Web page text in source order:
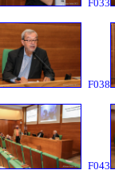
F033
F038
F043